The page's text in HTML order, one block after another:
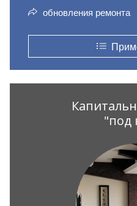
обновления ремонта
"под